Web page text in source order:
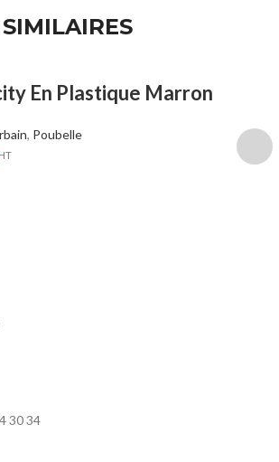
En Plastique Marron
, Poubelle
HT
30 34